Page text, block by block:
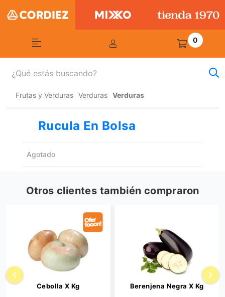
0
Frutas y Verduras Verduras Verduras
Rucula En Bolsa
Agotado
Otros clientes también compraron
Cebolla X Kg Berenjena Negra X Kg